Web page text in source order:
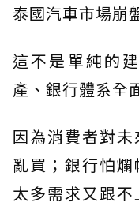
泰國汽車市場崩
這不是單純的
產、銀行體系全
因為消費者對
亂買；銀行怕
太多需求又跟